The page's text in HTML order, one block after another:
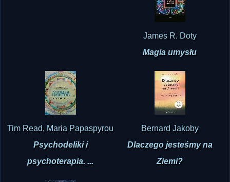
James R. Doty
Magia umysłu
Tim Read, Maria Papaspyrou
Psychodeliki i
psychoterapia. ...
Bernard Jakoby
Dlaczego jesteśmy na
Ziemi?